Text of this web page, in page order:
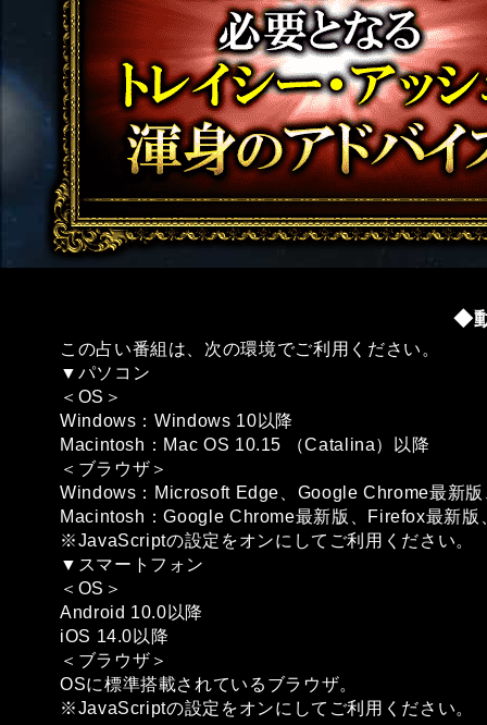
◆
この占い番組は、次の環境でご利用ください。
▼パソコン
＜OS＞
Windows：Windows 10以降
Macintosh：Mac OS 10.15 （Catalina）以降
＜ブラウザ＞
Windows：Microsoft Edge、Google Chrome最新
Macintosh：Google Chrome最新版、Firefox最新版
※JavaScriptの設定をオンにしてご利用ください。
▼スマートフォン
＜OS＞
Android 10.0以降
iOS 14.0以降
＜ブラウザ＞
OSに標準搭載されているブラウザ。
※JavaScriptの設定をオンにしてご利用ください。